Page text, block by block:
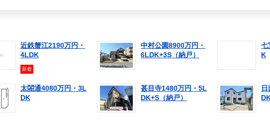
近鉄蟹江2190万円・
4LDK
新着
中村公園8900万円・
6LDK+3S（納戸）
七
K
太閤通4080万円・3L
DK
甚目寺1480万円・5L
DK+S（納戸）